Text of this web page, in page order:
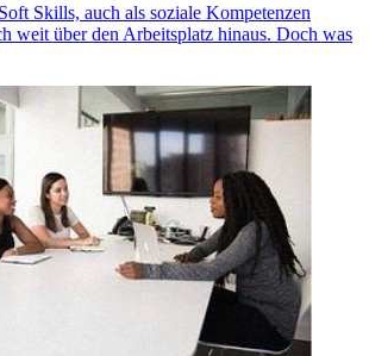
Skills, auch als soziale Kompetenzen
weit über den Arbeitsplatz hinaus. Doch was